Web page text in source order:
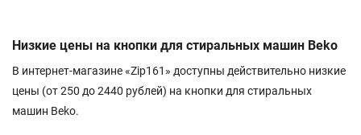
Низкие цены на кнопки для стиральных машин Beko
В интернет-магазине «Zip161» доступны действительно низкие
цены (от 250 до 2440 рублей) на кнопки для стиральных
машин Beko.